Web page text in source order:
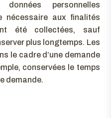
personnelles
nécessaire aux finalités
été collectées, sauf
plus longtemps. Les
le cadre d’une demande
conservées le temps
demande.